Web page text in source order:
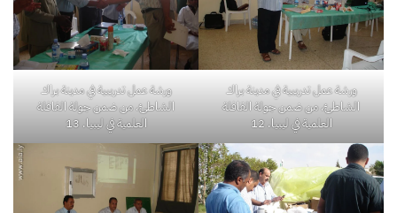
ورشة عمل تدريبية في مدينة براك
الشاطئ، من ضمن جولة القافلة
العلمية في ليبيا. 12
ورشة عمل تدريبية في مدينة براك
الشاطئ، من ضمن جولة القافلة
العلمية في ليبيا. 13